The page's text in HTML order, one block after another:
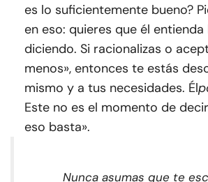
es lo suficientemente bueno?
en eso: quieres que él
diciendo. Si racionalizas o
menos», entonces te estás
mismo y a tus necesidades. Él
Este no es el momento de
eso basta».
Nunca asumas que te